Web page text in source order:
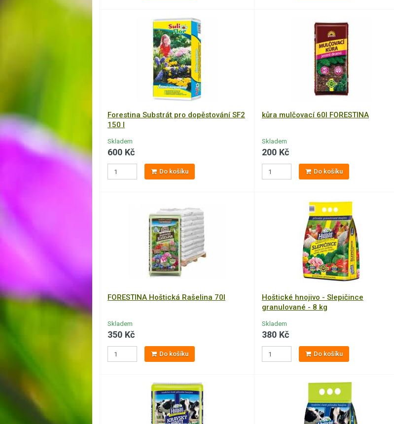
Forestina Substrát pro dopěstování SF2
150 l
Skladem
600 Kč
Do košíku
kůra mulčovací 60l FORESTINA
Skladem
200 Kč
Do košíku
FORESTINA Hoštická Rašelina 70l
Skladem
350 Kč
Do košíku
Hoštické hnojivo - Slepičince
granulované - 8 kg
Skladem
380 Kč
Do košíku